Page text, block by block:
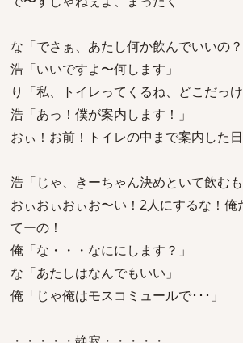
な「でさぁ、あたし何か飲んでいいの？
浩「いいですよ〜何します」
り「私、トイレってくるね、どこだっけ
浩「あっ！僕が案内します！」
おぃ！お前！トイレの中まで案内した
浩「じゃ、きーちゃん決めといて飲むも
おぃおぃおぃお〜い！2人にするな！俺
てーの！
俺「な・・・なににします？」
な「あたしはなんでもいい」
俺「じゃ俺はモスコミュールで･･･」